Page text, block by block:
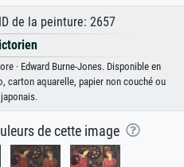
de la peinture: 2657
· Edward Burne-Jones. Disponible en
carton aquarelle, papier non couché ou
de cette image